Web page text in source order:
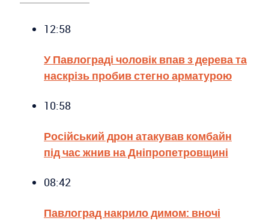
12:58
У Павлограді чоловік впав з дерева та
наскрізь пробив стегно арматурою
10:58
Російський дрон атакував комбайн
під час жнив на Дніпропетровщині
08:42
Павлоград накрило димом: вночі